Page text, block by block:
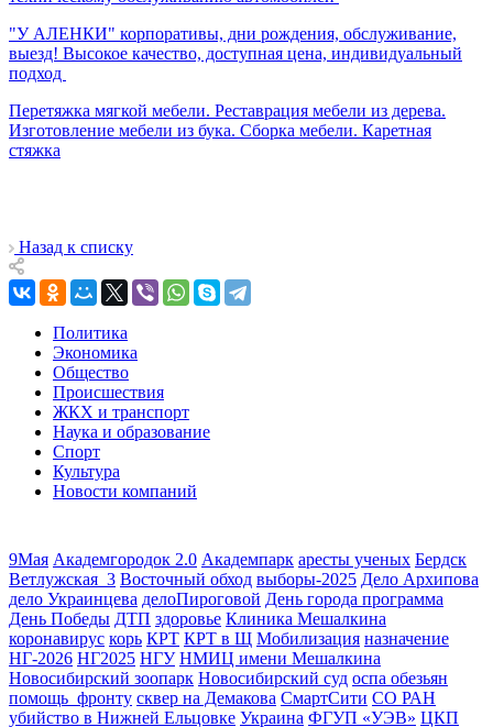
"У АЛЕНКИ" корпоративы, дни рождения, обслуживание,
выезд! Высокое качество, доступная цена, индивидуальный
подход
Перетяжка мягкой мебели. Реставрация мебели из дерева.
Изготовление мебели из бука. Сборка мебели. Каретная
стяжка
Назад к списку
Политика
Экономика
Общество
Происшествия
ЖКХ и транспорт
Наука и образование
Спорт
Культура
Новости компаний
9Мая Академгородок 2.0 Академпарк аресты ученых Бердск
Ветлужская_3 Восточный обход выборы-2025 Дело Архипова
дело Украинцева делоПироговой День города программа
День Победы ДТП здоровье Клиника Мешалкина
коронавирус корь КРТ КРТ в Щ Мобилизация назначение
НГ-2026 НГ2025 НГУ НМИЦ имени Мешалкина
Новосибирский зоопарк Новосибирский суд оспа обезьян
помощь_фронту сквер на Демакова СмартСити СО РАН
убийство в Нижней Ельцовке Украина ФГУП «УЭВ» ЦКП